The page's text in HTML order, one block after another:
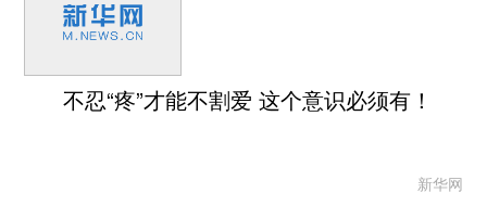
不忍“疼”才能不割爱 这个意识必须有！
新华网